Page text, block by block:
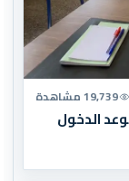
19,739 مشاهدة
الدخول